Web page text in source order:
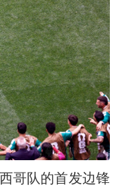
哥队的首发边锋